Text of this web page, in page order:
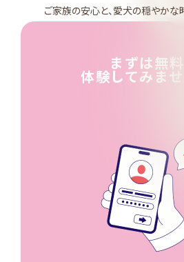
ご家族の安心と、愛犬の穏やかな
まずは無料
体験してみませ